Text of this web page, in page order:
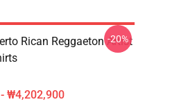
Rican Reggaeton Artist
₩4,202,900
-20%